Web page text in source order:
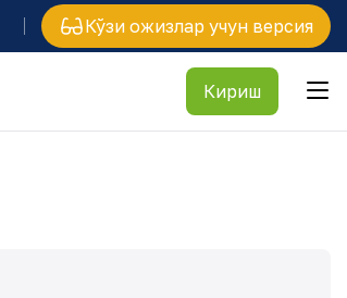
Кўзи ожизлар учун версия
Кириш